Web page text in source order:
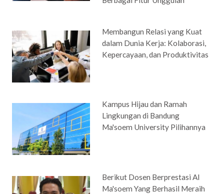
Membangun Relasi yang Kuat
dalam Dunia Kerja: Kolaborasi,
Kepercayaan, dan Produktivitas
Kampus Hijau dan Ramah
Lingkungan di Bandung
Ma'soem University Pilihannya
Berikut Dosen Berprestasi Al
Ma'soem Yang Berhasil Meraih